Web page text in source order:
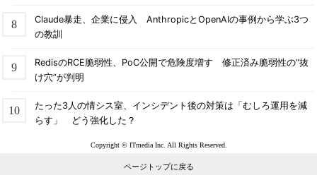
Claude暴走、企業に侵入 AnthropicとOpenAIの事例から学ぶ3つ
の教訓
RedisのRCE脆弱性、PoC公開で危険度増す 修正済み脆弱性の“抜
け穴”が判明
たった3人の情シス室、インシデント後の対策は「むしろ運用を減
らす」 どう強化した？
Copyright © ITmedia Inc. All Rights Reserved.
ページトップに戻る